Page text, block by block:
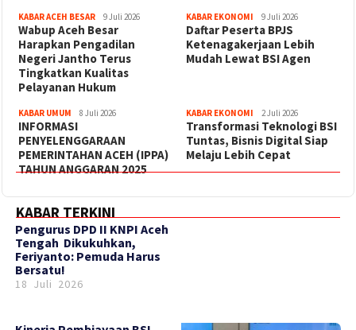
KABAR ACEH BESAR 9 Juli 2026
Wabup Aceh Besar
Harapkan Pengadilan
Negeri Jantho Terus
Tingkatkan Kualitas
Pelayanan Hukum
KABAR EKONOMI 9 Juli 2026
Daftar Peserta BPJS
Ketenagakerjaan Lebih
Mudah Lewat BSI Agen
KABAR UMUM 8 Juli 2026
INFORMASI
PENYELENGGARAAN
PEMERINTAHAN ACEH (IPPA)
TAHUN ANGGARAN 2025
KABAR EKONOMI 2 Juli 2026
Transformasi Teknologi BSI
Tuntas, Bisnis Digital Siap
Melaju Lebih Cepat
KABAR TERKINI
‎Pengurus DPD II KNPI Aceh
Tengah Dikukuhkan,
Feriyanto: Pemuda Harus
Bersatu!
18 Juli 2026